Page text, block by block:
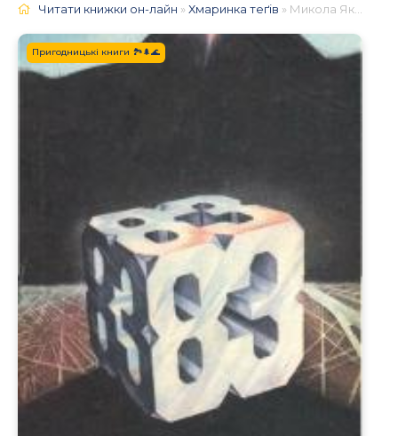
Читати книжки он-лайн »Хмаринка теґів » Микола Якович Олійник
Пригодницькі книги 🏞️🌲🌊